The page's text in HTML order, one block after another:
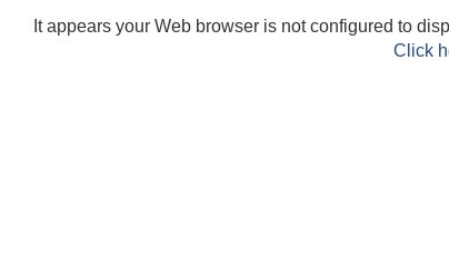
It appears your Web browser is not configured to
Click